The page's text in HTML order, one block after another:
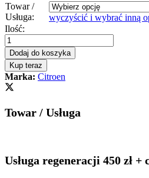
Towar /
Usługa:
wyczyścić i wybrać inną
Turbosprężarka
turbina
DS
DS4
1.6HDI
116/120
9804119380
Ilość:
Dodaj do koszyka
Kup teraz
Marka: Citroen
Towar / Usługa
Usługa regeneracji 450 zł +